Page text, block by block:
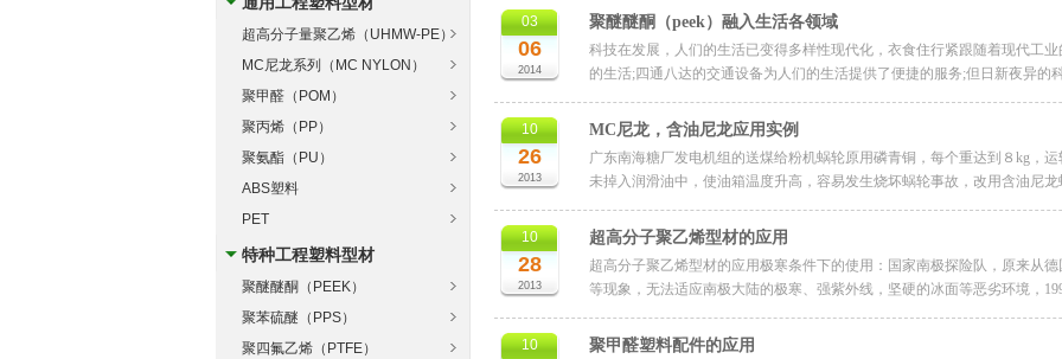
超高分子量聚乙烯（UHMW-PE）
MC尼龙系列（MC NYLON）
聚甲醛（POM）
聚丙烯（PP）
聚氨酯（PU）
ABS塑料
PET
特种工程塑料型材
聚醚醚酮（PEEK）
聚苯硫醚（PPS）
聚四氟乙烯（PTFE）
03
06
2014
聚醚醚酮（peek）融入生活各领域
科技在发展，人们的生活已变得多样性现代化，衣食住行紧跟随着现代工
的生活;四通八达的交通设备为人们的生活提供了便捷的服务;但日新夜异的
10
26
2013
MC尼龙，含油尼龙应用实例
广东南海糖厂发电机组的送煤给粉机蜗轮原用磷青铜，每个重达到８kg，
未掉入润滑油中，使油箱温度升高，容易发生烧坏蜗轮事故，改用含油尼
10
28
2013
超高分子聚乙烯型材的应用
超高分子聚乙烯型材的应用极寒条件下的使用：国家南极探险队，原来从
等现象，无法适应南极大陆的极寒、强紫外线，坚硬的冰面等恶劣环境，
10 聚甲醛塑料配件的应用